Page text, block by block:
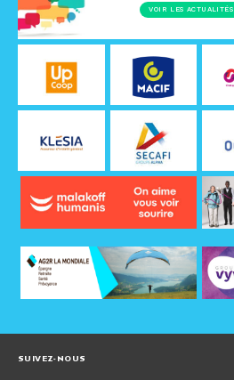
VOIR LES ACTUALITÉS
SUIVEZ-NOUS